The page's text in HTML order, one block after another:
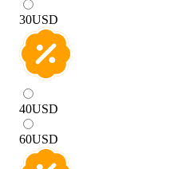
30USD
40USD
60USD